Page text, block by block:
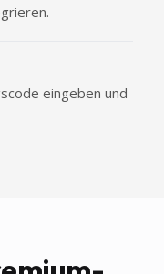
eingeben und